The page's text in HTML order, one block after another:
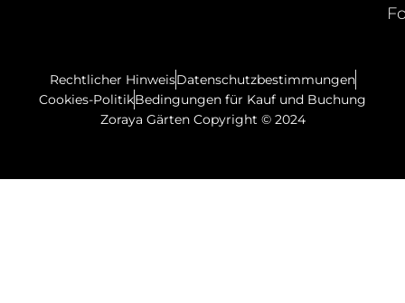
Rechtlicher HinweisDatenschutzbestimmungen
Cookies-PolitikBedingungen für Kauf und Buchung
Zoraya Gärten Copyright © 2024